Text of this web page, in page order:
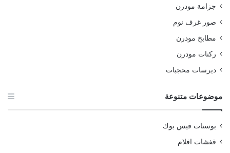
جزامة مودرن
صور غرف نوم
مطابخ مودرن
ركنات مودرن
ديرسات محجبات
موضوعات متنوعة
بوستات فيس بوك
قفشات افلام